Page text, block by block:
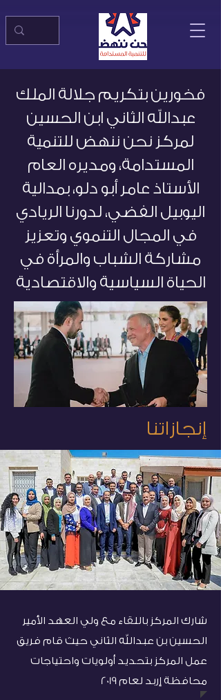
فخورين بتكريم جلالة الملك
عبدالله الثاني ابن الحسين
لمركز نحن ننهض للتنمية
المستدامة، ومديره العام
الأستاذ عامر أبو دلو، بمدالية
اليوبيل الفضي، لدورنا الريادي
في المجال التنموي وتعزيز
مشاركة الشباب والمرأة في
الحياة السياسية والاقتصادية
إنجازاتنا
شارك المركز باللقاء مع ولي العهد الأمير
الحسين بن عبدالله الثاني حيث قام فريق
عمل المركز بتحديد أولويات واحتياجات
محافظة إربد لعام 2019